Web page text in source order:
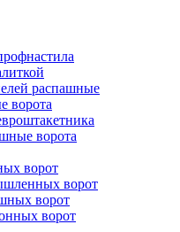
распашные
ворота
ворота
ворот
ворот
ворот
ворот